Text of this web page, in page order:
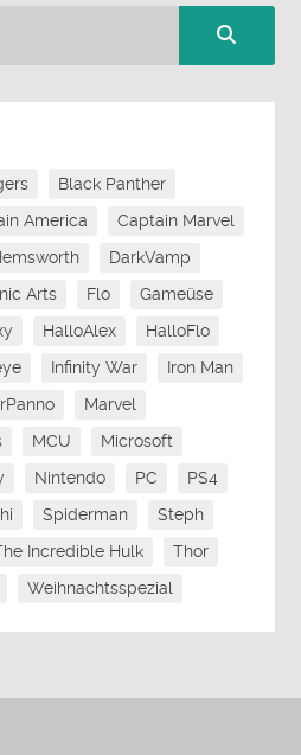
Black Panther
America
Captain Marvel
DarkVamp
Arts Flo
Gameüse
HalloAlex
HalloFlo
Infinity War
Iron Man
Marvel
MCU
Microsoft
Nintendo PC
PS4
Spiderman
Steph
Incredible Hulk
Thor
Weihnachtsspezial